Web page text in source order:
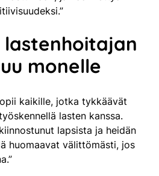
monelle
kaikille, jotka tykkäävät
lasten kanssa.
lapsista ja heidän
huomaavat välittömästi, jos